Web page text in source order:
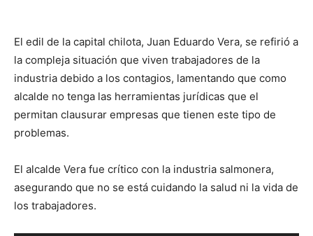
El edil de la capital chilota, Juan Eduardo Vera, se refirió a
la compleja situación que viven trabajadores de la
industria debido a los contagios, lamentando que como
alcalde no tenga las herramientas jurídicas que el
permitan clausurar empresas que tienen este tipo de
problemas.
El alcalde Vera fue crítico con la industria salmonera,
asegurando que no se está cuidando la salud ni la vida de
los trabajadores.